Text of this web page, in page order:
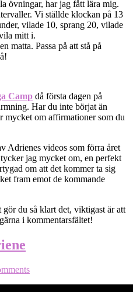
övningar, har jag fått lära mig.
Vi ställde klockan på 13
vilade 10, sprang 20, vilade
mitt i.
matta. Passa på att stå på
Camp då första dagen på
Har du inte börjat än
mycket om affirmationer som du
Adrienes videos som förra året
jag mycket om, en perfekt
om att det kommer ta sig
fram emot de kommande
du så klart det, viktigast är att
i kommentarsfältet!